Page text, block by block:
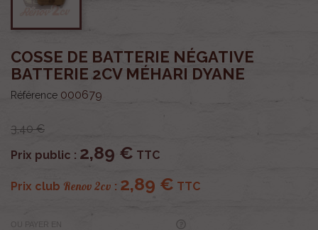
COSSE DE BATTERIE NÉGATIVE
BATTERIE 2CV MÉHARI DYANE
Référence 000679
3,40 €
Prix public : 2,89 € TTC
Prix club Renov 2cv : 2,89 € TTC
OU PAYER EN